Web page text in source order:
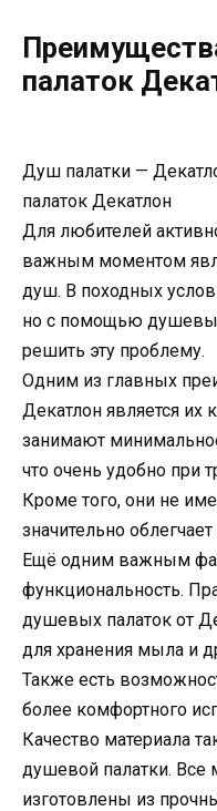
палаток
Душ палатки —
палаток Декатлон
Для любителей
важным моментом
душ. В походных
но с помощью
решить эту проблему.
Одним из главных
Декатлон является их
занимают
что очень удобно при
Кроме того, они не
значительно
Ещё одним важным
функциональность.
душевых палаток от
для хранения мыла и
Также есть
более комфортного
Качество материала
душевой палатки. Все
изготовлены из